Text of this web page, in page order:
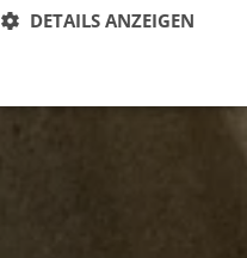
DETAILS ANZEIGEN